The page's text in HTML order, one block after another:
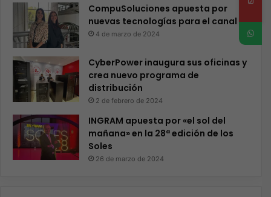
CompuSoluciones apuesta por
nuevas tecnologías para el canal
4 de marzo de 2024
CyberPower inaugura sus oficinas y
crea nuevo programa de
distribución
2 de febrero de 2024
INGRAM apuesta por «el sol del
mañana» en la 28ª edición de los
Soles
26 de marzo de 2024